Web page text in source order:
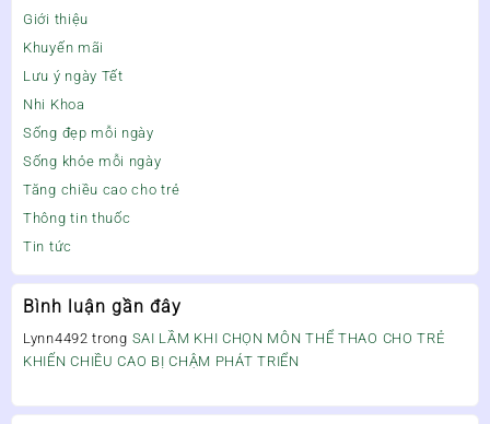
Giới thiệu
Khuyến mãi
Lưu ý ngày Tết
Nhi Khoa
Sống đẹp mỗi ngày
Sống khỏe mỗi ngày
Tăng chiều cao cho trẻ
Thông tin thuốc
Tin tức
Bình luận gần đây
Lynn4492 trong SAI LẦM KHI CHỌN MÔN THỂ THAO CHO TRẺ
KHIẾN CHIỀU CAO BỊ CHẬM PHÁT TRIỂN